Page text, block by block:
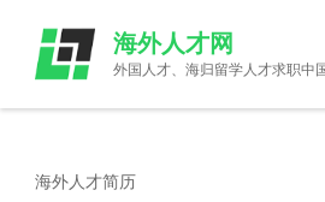
content
(Press
海外人才网
外国人才、海归留学人才求职中
海外人才简历